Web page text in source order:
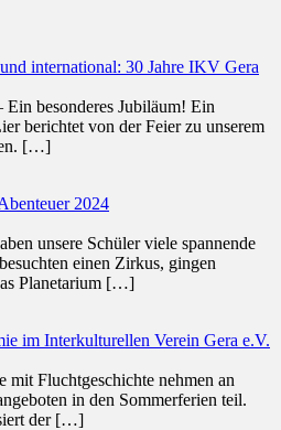
international: 30 Jahre IKV Gera
Ein besonderes Jubiläum! Ein
berichtet von der Feier zu unserem
[…]
2024
unsere Schüler viele spannende
einen Zirkus, gingen
Planetarium […]
im Interkulturellen Verein Gera e.V.
mit Fluchtgeschichte nehmen an
in den Sommerferien teil.
der […]